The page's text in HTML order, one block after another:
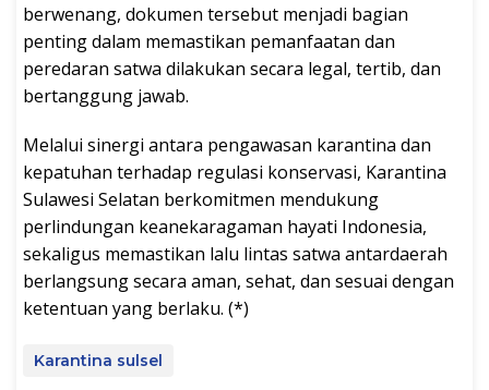
berwenang, dokumen tersebut menjadi bagian
penting dalam memastikan pemanfaatan dan
peredaran satwa dilakukan secara legal, tertib, dan
bertanggung jawab.
Melalui sinergi antara pengawasan karantina dan
kepatuhan terhadap regulasi konservasi, Karantina
Sulawesi Selatan berkomitmen mendukung
perlindungan keanekaragaman hayati Indonesia,
sekaligus memastikan lalu lintas satwa antardaerah
berlangsung secara aman, sehat, dan sesuai dengan
ketentuan yang berlaku. (*)
Karantina sulsel